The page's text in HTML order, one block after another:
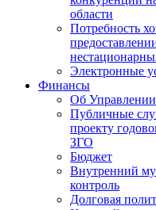
области
Потребность
Электронные
Финансы
Об
Публичные
проекту
ЗГО
Бюджет
Внутренний
контроль
Долговая